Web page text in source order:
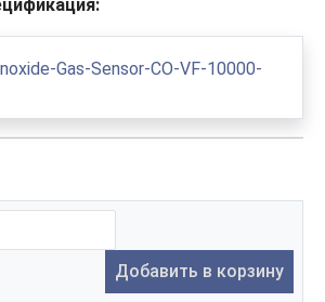
Gas-Sensor-CO-VF-10000-
Добавить в корзину